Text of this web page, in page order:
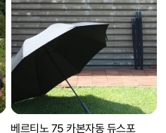
베르티노 75 카본자동 듀스포